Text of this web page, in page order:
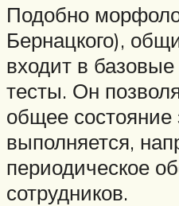
Подобно
Бернацкого),
входит в
тесты. Он
общее состояние
выполняется,
периодическое
сотрудников.